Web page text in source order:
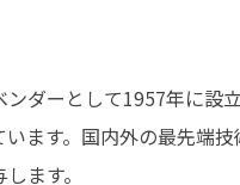
ダーとして1957年に設
ます。国内外の最先端
ます。